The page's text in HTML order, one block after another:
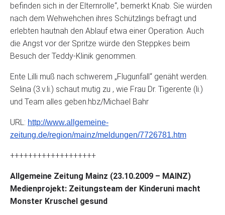
befinden sich in der Elternrolle“, bemerkt Knab. Sie würden
nach dem Wehwehchen ihres Schützlings befragt und
erlebten hautnah den Ablauf etwa einer Operation. Auch
die Angst vor der Spritze würde den Steppkes beim
Besuch der Teddy-Klinik genommen.
Ente Lilli muß nach schwerem „Flugunfall“ genäht werden.
Selina (3.v.li.) schaut mutig zu , wie Frau Dr. Tigerente (li.)
und Team alles geben.hbz/Michael Bahr
URL: http://www.allgemeine-
zeitung.de/region/mainz/meldungen/7726781.htm
+++++++++++++++++++
Allgemeine Zeitung Mainz (23.10.2009 – MAINZ)
Medienprojekt: Zeitungsteam der Kinderuni macht
Monster Kruschel gesund